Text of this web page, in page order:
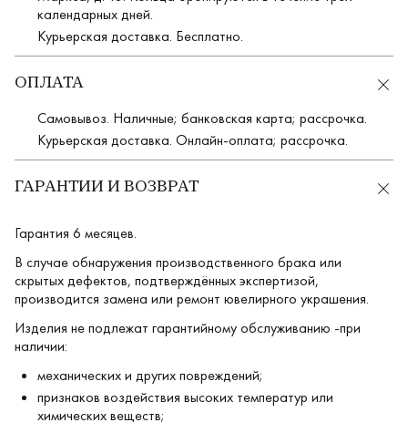
календарных дней.
Курьерская доставка. Бесплатно.
ОПЛАТА
Самовывоз. Наличные; банковская карта; рассрочка.
Курьерская доставка. Онлайн-оплата; рассрочка.
ГАРАНТИИ И ВОЗВРАТ
Гарантия 6 месяцев.
В случае обнаружения производственного брака или
скрытых дефектов, подтверждённых экспертизой,
производится замена или ремонт ювелирного украшения.
Изделия не подлежат гарантийному обслуживанию -при
наличии:
механических и других повреждений;
признаков воздействия высоких температур или
химических веществ;